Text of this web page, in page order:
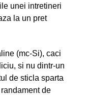
unei intretineri
la un pret
(mc-Si), caci
si nu dintr-un
de sticla sparta
de